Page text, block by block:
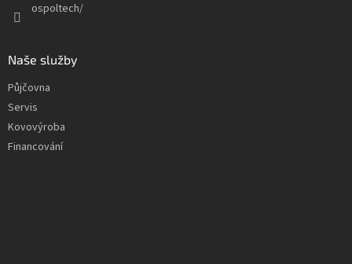
ospoltech/
Naše služby
Půjčovna
Servis
Kovovýroba
Financování